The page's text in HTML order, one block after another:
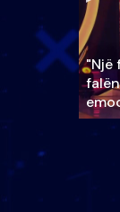
"Një